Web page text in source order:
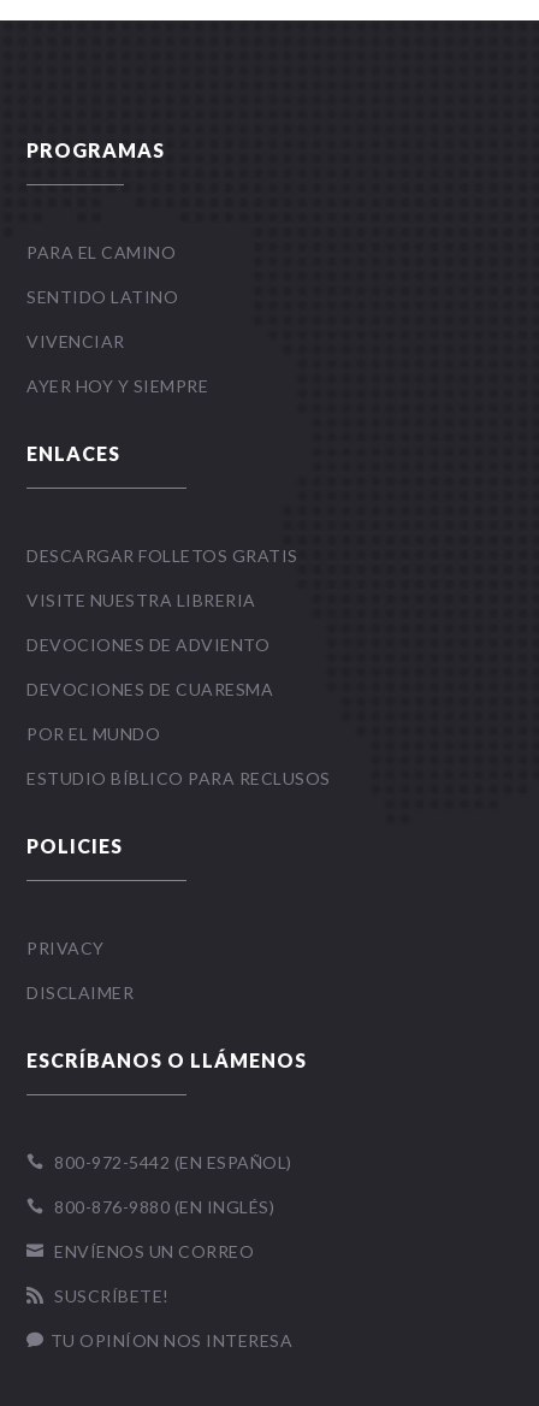
PROGRAMAS
PARA EL CAMINO
SENTIDO LATINO
VIVENCIAR
AYER HOY Y SIEMPRE
ENLACES
DESCARGAR FOLLETOS GRATIS
VISITE NUESTRA LIBRERIA
DEVOCIONES DE ADVIENTO
DEVOCIONES DE CUARESMA
POR EL MUNDO
ESTUDIO BÍBLICO PARA RECLUSOS
POLICIES
PRIVACY
DISCLAIMER
ESCRÍBANOS O LLÁMENOS
 800-972-5442 (EN ESPAÑOL)
 800-876-9880 (EN INGLÉS)
 ENVÍENOS UN CORREO
 SUSCRÍBETE!
 TU OPINÍON NOS INTERESA